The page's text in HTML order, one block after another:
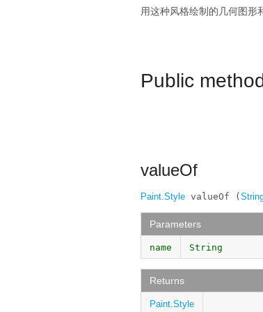
用这种风格绘制的几何图形
Public
valueOf
Paint.Style valueOf (
Parameters
name String
Returns
Paint.Style